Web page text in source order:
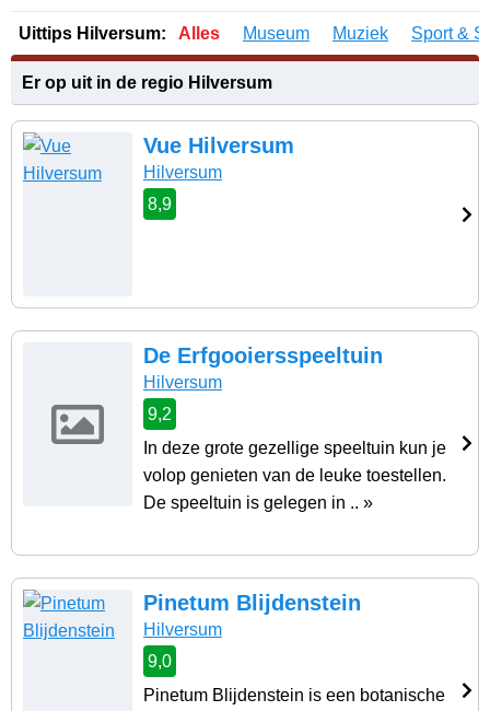
Uittips Hilversum: Alles Museum Muziek Sport &
Er op uit in de regio Hilversum
Vue Hilversum
Hilversum
8,9
De Erfgooiersspeeltuin
Hilversum
9,2
In deze grote gezellige speeltuin kun je
volop genieten van de leuke toestellen.
De speeltuin is gelegen in .. »
Pinetum Blijdenstein
Hilversum
9,0
Pinetum Blijdenstein is een botanische